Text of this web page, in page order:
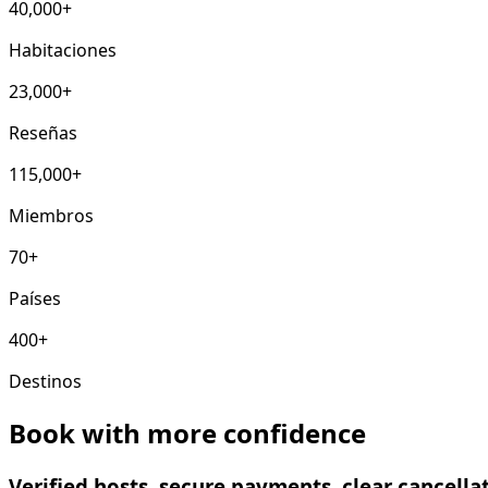
40,000+
Habitaciones
23,000+
Reseñas
115,000+
Miembros
70+
Países
400+
Destinos
Book with more confidence